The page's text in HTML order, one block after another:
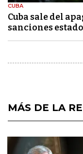
CUBA
Cuba sale del
sanciones
MÁS DE LA